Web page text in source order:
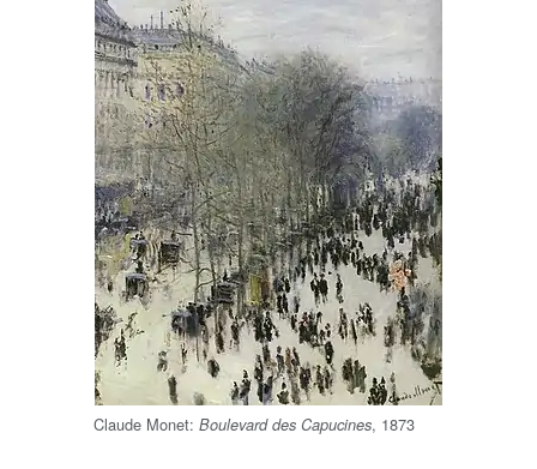
Claude Monet: Boulevard des Capucines, 1873